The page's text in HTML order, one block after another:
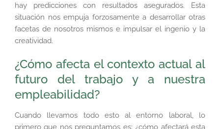
hay predicciones con resultados asegurados. Esta
situación nos empuja forzosamente a desarrollar otras
facetas de nosotros mismos e impulsar el ingenio y la
creatividad.
¿Cómo afecta el contexto actual al
futuro del trabajo y a nuestra
empleabilidad?
Cuando llevamos todo esto al entorno laboral, lo
primero que nos preguntamos es: ¿cómo afectará esta